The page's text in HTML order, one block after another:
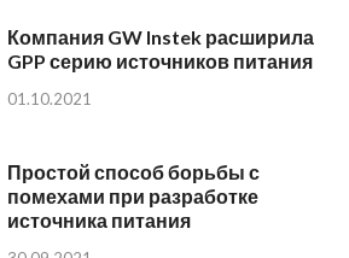
Компания GW Instek расширила
GPP серию источников питания
01.10.2021
Простой способ борьбы с
помехами при разработке
источника питания